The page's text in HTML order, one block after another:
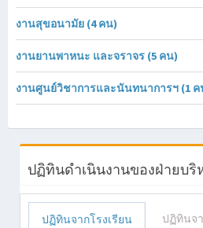
งานสุขอนามัย (4 คน)
งานยานพาหนะ และจราจร (5 คน)
งานศูนย์วิชาการและนันทนาการฯ (1 ค
ปฏิทินดำเนินงานของฝ่ายบริ
ปฏิทินจากโรงเรียน ปฏิทินจ